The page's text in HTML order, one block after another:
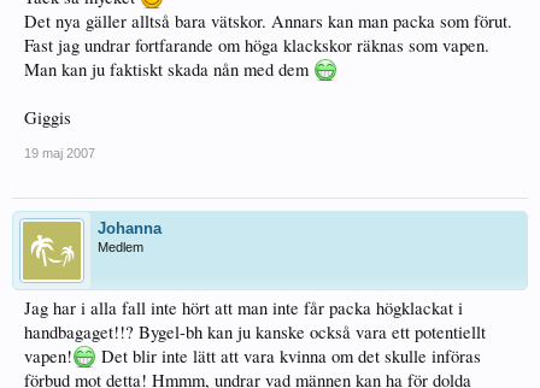
Det nya gäller alltså bara vätskor. Annars kan man packa som förut.
Fast jag undrar fortfarande om höga klackskor räknas som vapen.
Man kan ju faktiskt skada nån med dem
Giggis
19 maj 2007
Johanna
Medlem
Jag har i alla fall inte hört att man inte får packa högklackat i
handbagaget!!? Bygel-bh kan ju kanske också vara ett potentiellt
vapen!
Det blir inte lätt att vara kvinna om det skulle införas
förbud mot detta! Hmmm, undrar vad männen kan ha för dolda